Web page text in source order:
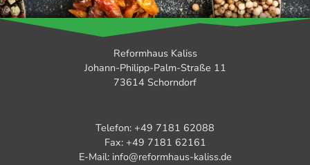
Reformhaus Kaliss
Johann-Philipp-Palm-Straße 11
73614 Schorndorf
Telefon: +49 7181 62088
Fax: +49 7181 62161
E-Mail: info@reformhaus-kaliss.de